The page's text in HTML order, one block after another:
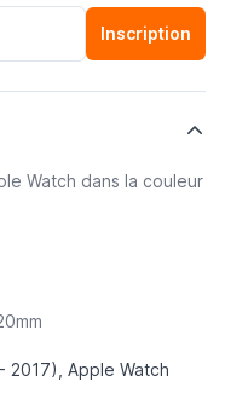
Inscription
Watch dans la couleur
2017), Apple Watch